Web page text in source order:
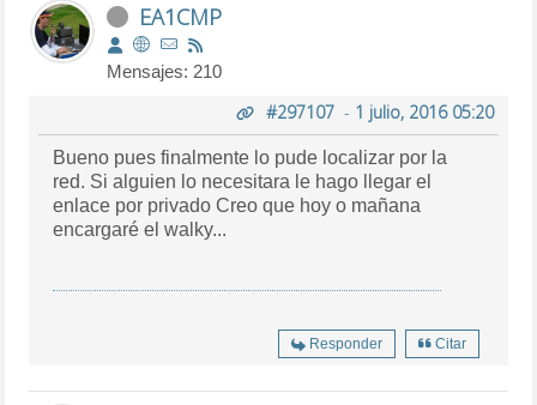
EA1CMP
Mensajes: 210
#297107- 1 julio, 2016 05:20
Bueno pues finalmente lo pude localizar por la
red. Si alguien lo necesitara le hago llegar el
enlace por privado Creo que hoy o mañana
encargaré el walky...
Responder Citar